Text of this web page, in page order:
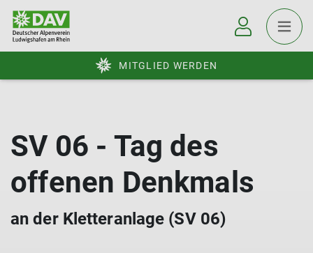
MITGLIED WERDEN
SV 06 - Tag des
offenen Denkmals
an der Kletteranlage (SV 06)